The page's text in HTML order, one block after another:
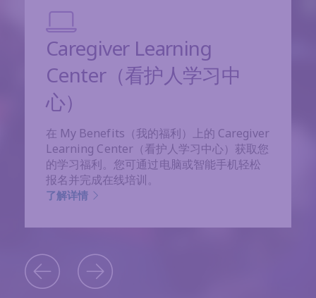
Caregiver Learning
Center（看护人学习中
心）
在 My Benefits（我的福利）上的 Caregiver
Learning Center（看护人学习中心）获取您
的学习福利。您可通过电脑或智能手机轻松
报名并完成在线培训。
了解详情